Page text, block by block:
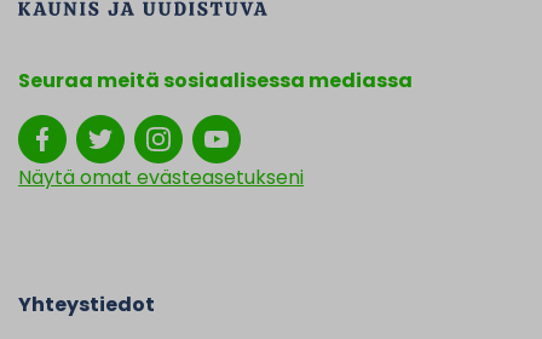
Seuraa meitä sosiaalisessa mediassa
Näytä omat evästeasetukseni
Yhteystiedot